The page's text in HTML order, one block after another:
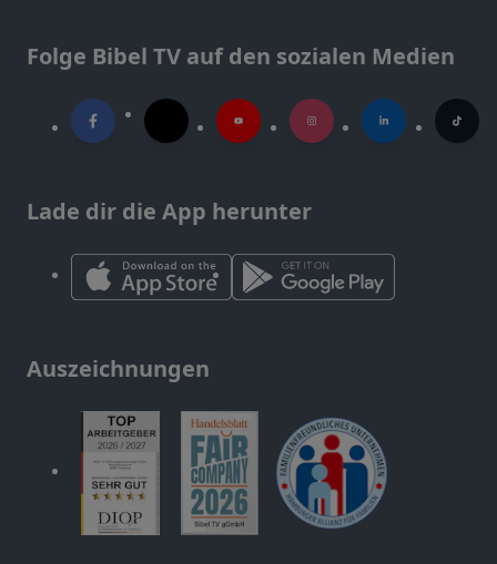
Folge Bibel TV auf den sozialen Medien
Lade dir die App herunter
Auszeichnungen